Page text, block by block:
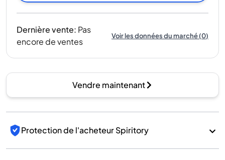
Dernière vente: Pas
encore de ventes
Voir les données du marché(0)
Vendre maintenant
Protection de l'acheteur Spiritory